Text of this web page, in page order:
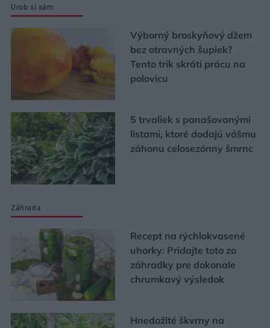
Urob si sám
Výborný broskyňový džem
bez otravných šupiek?
Tento trik skráti prácu na
polovicu
5 trvaliek s panašovanými
listami, ktoré dodajú vášmu
záhonu celosezónny šmrnc
Záhrada
Recept na rýchlokvasené
uhorky: Pridajte toto zo
záhradky pre dokonale
chrumkavý výsledok
Hnedožlté škvrny na